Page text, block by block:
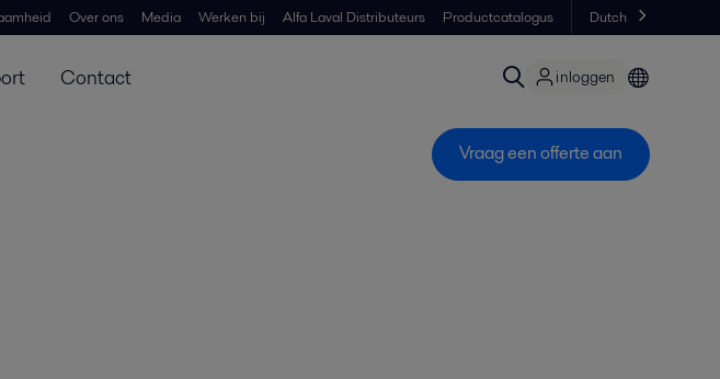
Over ons Media Werken bij Alfa Laval Distributeurs Productcatalogus Dutch
Contact inloggen
Vraag een offerte aan